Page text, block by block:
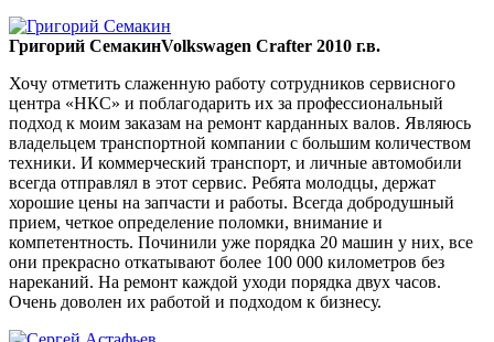
Григорий СемакинVolkswagen Crafter 2010 г.в.
Хочу отметить слаженную работу сотрудников сервисного
центра «НКС» и поблагодарить их за профессиональный
подход к моим заказам на ремонт карданных валов. Являюсь
владельцем транспортной компании с большим количеством
техники. И коммерческий транспорт, и личные автомобили
всегда отправлял в этот сервис. Ребята молодцы, держат
хорошие цены на запчасти и работы. Всегда добродушный
прием, четкое определение поломки, внимание и
компетентность. Починили уже порядка 20 машин у них, все
они прекрасно откатывают более 100 000 километров без
нареканий. На ремонт каждой уходи порядка двух часов.
Очень доволен их работой и подходом к бизнесу.